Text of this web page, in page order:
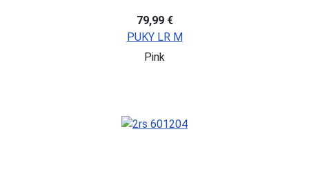
79,99 €
PUKY LR M
Pink